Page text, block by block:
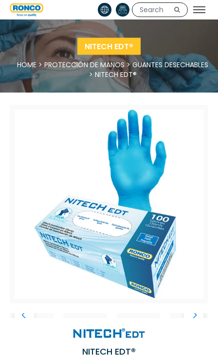
NITECH EDT®
HOME > PROTECCIÓN DE MANOS>GUANTES DESECHABLES
> NITECH EDT®
NITECH EDT®